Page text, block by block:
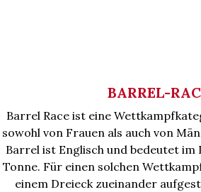
BARREL-
Barrel Race ist eine
sowohl von Frauen als auch von
Barrel ist Englisch und bedeutet im
Tonne. Für einen solchen
einem Dreieck zueinander